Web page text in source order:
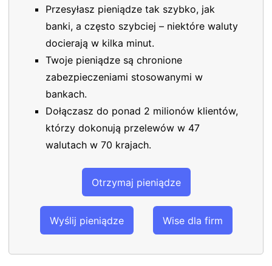
Przesyłasz pieniądze tak szybko, jak
banki, a często szybciej – niektóre waluty
docierają w kilka minut.
Twoje pieniądze są chronione
zabezpieczeniami stosowanymi w
bankach.
Dołączasz do ponad 2 milionów klientów,
którzy dokonują przelewów w 47
walutach w 70 krajach.
Otrzymaj pieniądze
Wyślij pieniądze Wise dla firm